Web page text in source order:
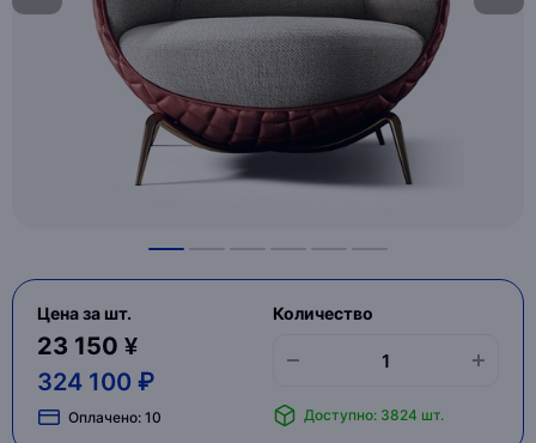
Цена за шт.
23 150 ¥
324 100 ₽
Оплачено: 10
Количество
Доступно: 3824 шт.